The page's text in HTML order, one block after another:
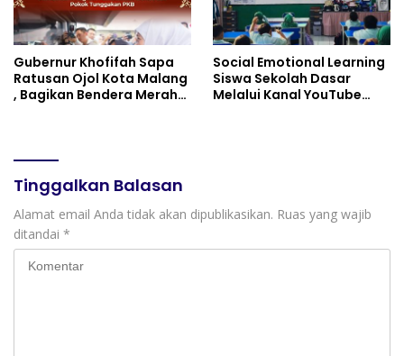
Gubernur Khofifah Sapa
Ratusan Ojol Kota Malang
, Bagikan Bendera Merah
Pokok Tunggakan PKB
Social Emotional Learning
Siswa Sekolah Dasar
Melalui Kanal YouTube
Tinggalkan Balasan
Alamat email Anda tidak akan dipublikasikan. Ruas yang wajib
ditandai *